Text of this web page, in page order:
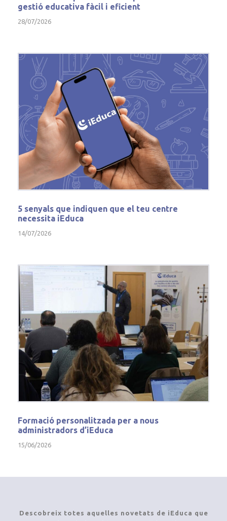
gestió educativa fàcil i eficient
28/07/2026
5 senyals que indiquen que el teu centre
necessita iEduca
14/07/2026
Formació personalitzada per a nous
administradors d’iEduca
15/06/2026
Descobreix totes aquelles novetats de iEduca que